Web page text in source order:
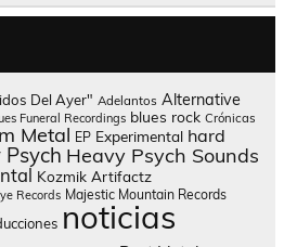
Del Ayer" Adelantos Alternative
Funeral Recordings blues rock Crónicas
Metal EP Experimental hard
Psych Heavy Psych Sounds
Kozmik Artifactz
Records Majestic Mountain Records
noticias